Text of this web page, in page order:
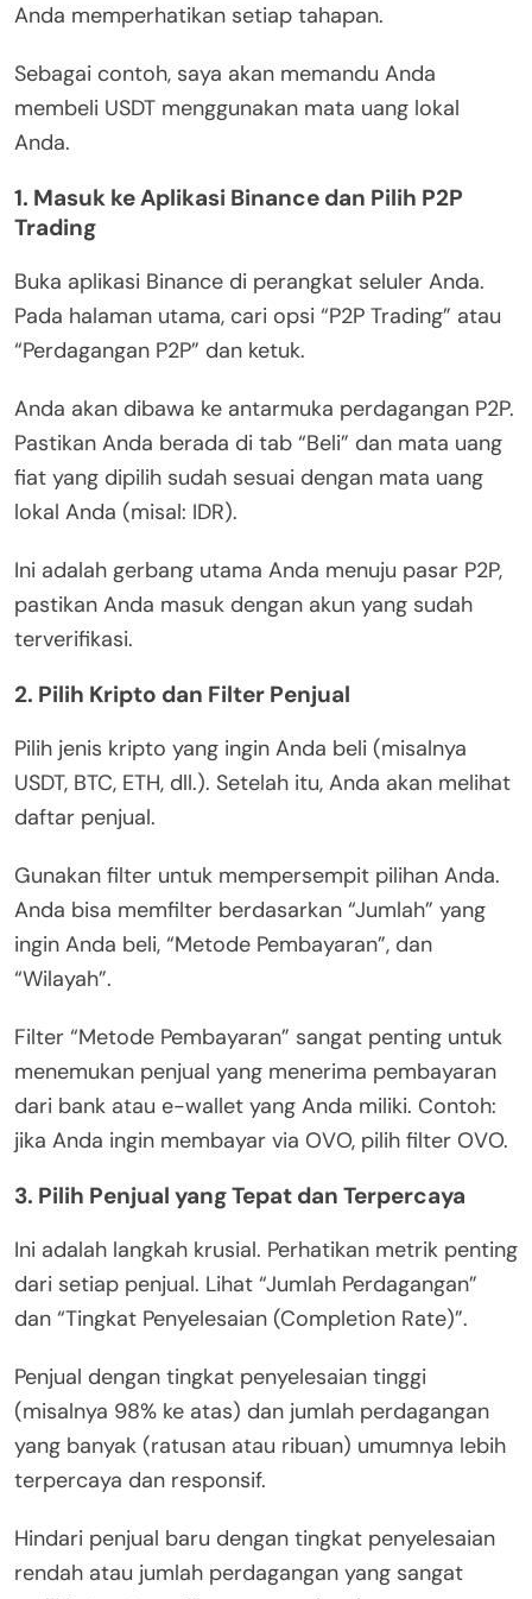
Anda memperhatikan setiap tahapan.
Sebagai contoh, saya akan memandu Anda
membeli USDT menggunakan mata uang lokal
Anda.
1. Masuk ke Aplikasi Binance dan Pilih P2P
Trading
Buka aplikasi Binance di perangkat seluler Anda.
Pada halaman utama, cari opsi “P2P Trading” atau
“Perdagangan P2P” dan ketuk.
Anda akan dibawa ke antarmuka perdagangan P2P.
Pastikan Anda berada di tab “Beli” dan mata uang
fiat yang dipilih sudah sesuai dengan mata uang
lokal Anda (misal: IDR).
Ini adalah gerbang utama Anda menuju pasar P2P,
pastikan Anda masuk dengan akun yang sudah
terverifikasi.
2. Pilih Kripto dan Filter Penjual
Pilih jenis kripto yang ingin Anda beli (misalnya
USDT, BTC, ETH, dll.). Setelah itu, Anda akan melihat
daftar penjual.
Gunakan filter untuk mempersempit pilihan Anda.
Anda bisa memfilter berdasarkan “Jumlah” yang
ingin Anda beli, “Metode Pembayaran”, dan
“Wilayah”.
Filter “Metode Pembayaran” sangat penting untuk
menemukan penjual yang menerima pembayaran
dari bank atau e-wallet yang Anda miliki. Contoh:
jika Anda ingin membayar via OVO, pilih filter OVO.
3. Pilih Penjual yang Tepat dan Terpercaya
Ini adalah langkah krusial. Perhatikan metrik penting
dari setiap penjual. Lihat “Jumlah Perdagangan”
dan “Tingkat Penyelesaian (Completion Rate)”.
Penjual dengan tingkat penyelesaian tinggi
(misalnya 98% ke atas) dan jumlah perdagangan
yang banyak (ratusan atau ribuan) umumnya lebih
terpercaya dan responsif.
Hindari penjual baru dengan tingkat penyelesaian
rendah atau jumlah perdagangan yang sangat